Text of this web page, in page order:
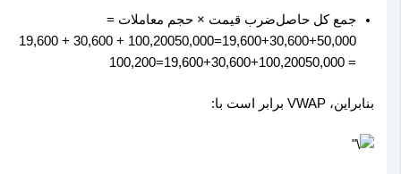
جمع کل حاصل‌ضرب قیمت × حجم معاملات =
50,000+30,600+19,600=100,20050,000 + 30,600 + 19,600
= 100,200
50,000
+
30,600
+
19,600
=
100,200
بنابراین، VWAP برابر است با: